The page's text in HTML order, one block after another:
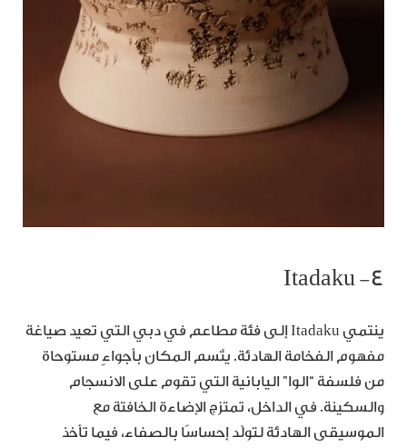
٤- Itadaku
ينتمي Itadaku إلى فئة مطاعم في دبي التي تعيد صياغة
مفهوم الفخامة الهادئة. يتّسم المكان بأجواءٍ مستوحاة
من فلسفة “الوا” اليابانية التي تقوم على الانسجام
والسكينة. في الداخل، تمتزج الإضاءة الخافتة مع
الموسيقى الهادئة لتولّد إحساسًا بالصفاء، فيما تأخذ